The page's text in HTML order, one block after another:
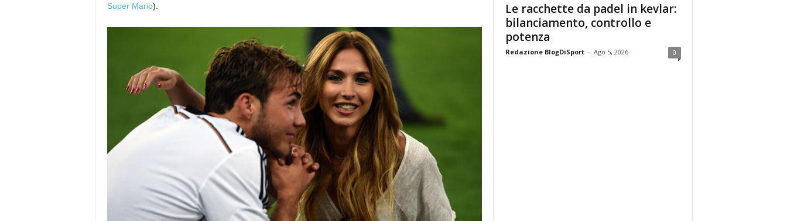
Super Mario).
Le racchette da padel in kevlar:
bilanciamento, controllo e
potenza
Redazione BlogDiSport - Ago 5, 2026 0